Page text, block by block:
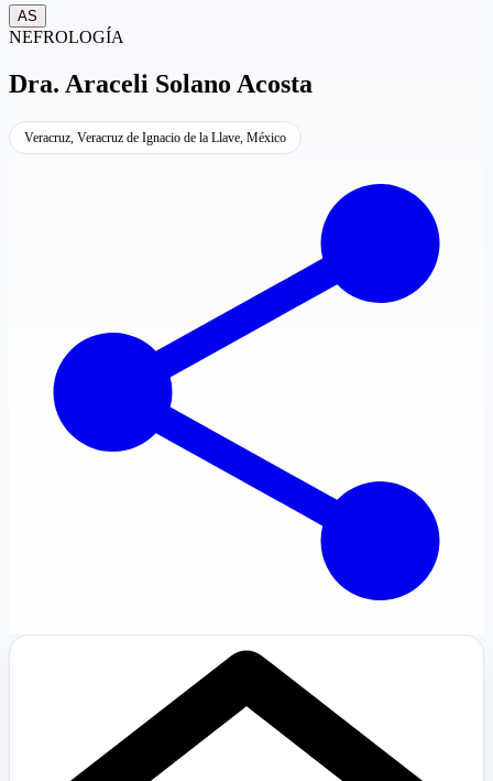
AS
NEFROLOGÍA
Dra. Araceli Solano Acosta
Veracruz, Veracruz de Ignacio de la Llave, México